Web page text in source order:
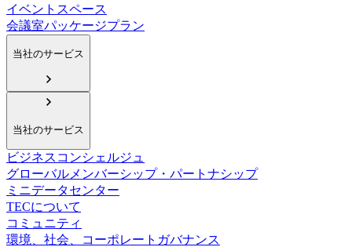
イベントスペース
会議室パッケージプラン
当社のサービス
当社のサービス
ビジネスコンシェルジュ
グローバルメンバーシップ・パートナシップ
ミニデータセンター
TECについて
コミュニティ
環境、社会、コーポレートガバナンス